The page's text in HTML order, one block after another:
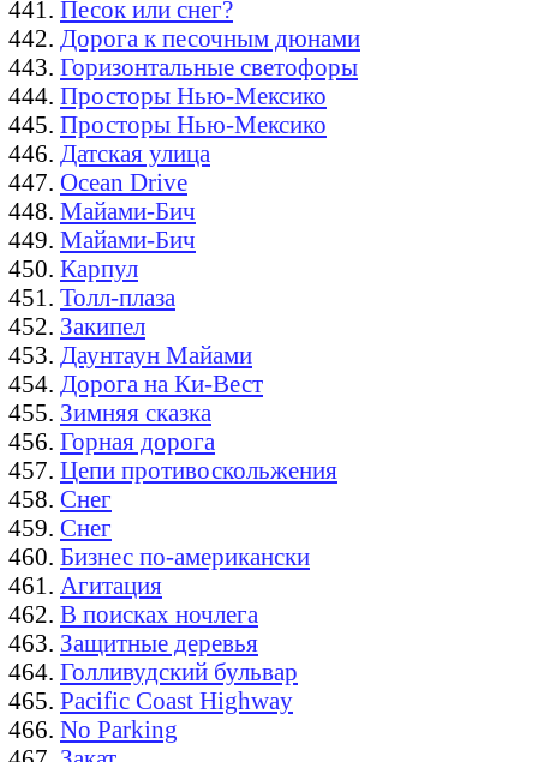
Песок или снег?
Дорога к песочным дюнами
Горизонтальные светофоры
Просторы Нью-Мексико
Просторы Нью-Мексико
Датская улица
Ocean Drive
Майами-Бич
Майами-Бич
Карпул
Толл-плаза
Закипел
Даунтаун Майами
Дорога на Ки-Вест
Зимняя сказка
Горная дорога
Цепи противоскольжения
Снег
Снег
Бизнес по-американски
Агитация
В поисках ночлега
Защитные деревья
Голливудский бульвар
Pacific Coast Highway
No Parking